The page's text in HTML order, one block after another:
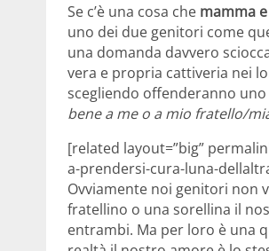
Se c’è una cosa che mamma
uno dei due genitori come
una domanda davvero
vera e propria cattiveria nei
scegliendo offenderanno uno
bene a me o a mio fratello/
[related layout=”big”
a-prendersi-cura-luna-
Ovviamente noi genitori non
fratellino o una sorellina il
entrambi. Ma per loro è una